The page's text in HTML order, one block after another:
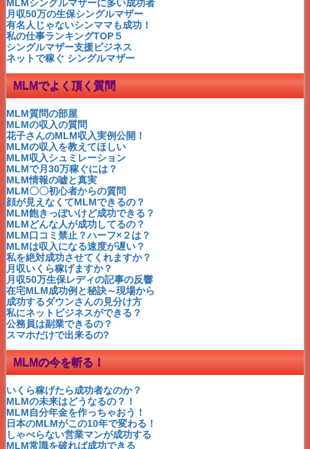
MLMの失敗がトラウマになる？
MLMは口コミからネット集客へ
MLMはインターネットで成功
MLMの詐欺に注意
MLMの収入の質問
MLMの成功は運？
MLMはシングルマザーに最適
MLMで人生大逆転！
MLMとねずみ講の違いとは
ネットワークビジネスの収入
ネットワークビジネスとは
公務員は副業できるの？
お金持ちになりたければ
シングルマザー安室奈美恵
シングルマザー紗栄子
シングルマザー酒井法子
神田昌典
2015年 ネットワークビジネスランキング
マナテックとアンブロトース
回帰水のグリーンプラネット
すいか石鹸のニナファーム
トータス『さしすせっと』
三和の還元粋で水素水が
急成長したスターライズ
ジャパンローヤルゼリー蜂蜜
日健総本社 約40年の歴史
ネイチャーケアジャパン
イオン化粧品ミスユニバース
アイスターのバラエティ製品
プロティオスは女性社長
M3短期間でランキング！
元気になれる言葉を贈ります
バイオクイーンのYOSA最高
MLMエルセラーン「セレブ・サエコ」
MLMアミンのコンテストを待つわ♪
MLMシナリー美と知のセミナー
MLMベルセレージュ「人と自然と技術の調和」
MLMシャンデールこだわりの高級下着
MLMシーエムシー「生源パワー」
MLMライフバンテージ日本上陸！
MLMシングルマザーに多い成功者
月収50万の生保シングルマザー
有名人じゃないシンママも成功！
私の仕事ランキングTOP５
シングルマザー支援ビジネス
ネットで稼ぐ シングルマザー
MLMでよく頂く質問
MLM質問の部屋
MLMの収入の質問
花子さんのMLM収入実例公開！
MLMの収入を教えてほしい
MLM収入シュミレーション
MLMで月30万稼ぐには？
MLM情報の嘘と真実
MLM〇〇初心者からの質問
顔が見えなくてMLMできるの？
MLM飽きっぽいけど成功できる？
MLMどんな人が成功してるの？
MLM口コミ禁止？ハーフ×２は？
MLMは収入になる速度が遅い？
私を絶対成功させてくれますか？
月収いくら稼げますか？
月収50万生保レディの記事の反響
在宅MLM成功例と秘訣～現場から
成功するダウンさんの見分け方
私にネットビジネスができる？
公務員は副業できるの？
スマホだけで出来るの?
MLMの今を斬る！
いくら稼げたら成功者なのか？
MLMの未来はどうなるの？！
MLM自分年金を作っちゃおう！
日本のMLMがこの10年で変わる！
しゃべらない営業マンが成功する
MLM常識を破れば成功できる